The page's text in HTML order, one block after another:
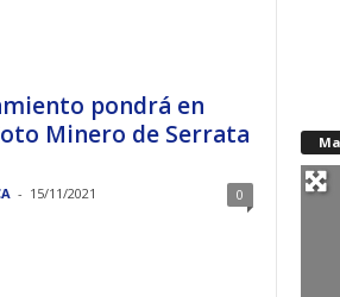
pondrá en
Minero de Serrata
- 15/11/2021 0